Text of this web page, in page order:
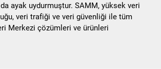
da ayak uydurmuştur. SAMM, yüksek veri
veri trafiği ve veri güvenliği ile tüm
Merkezi çözümleri ve ürünleri